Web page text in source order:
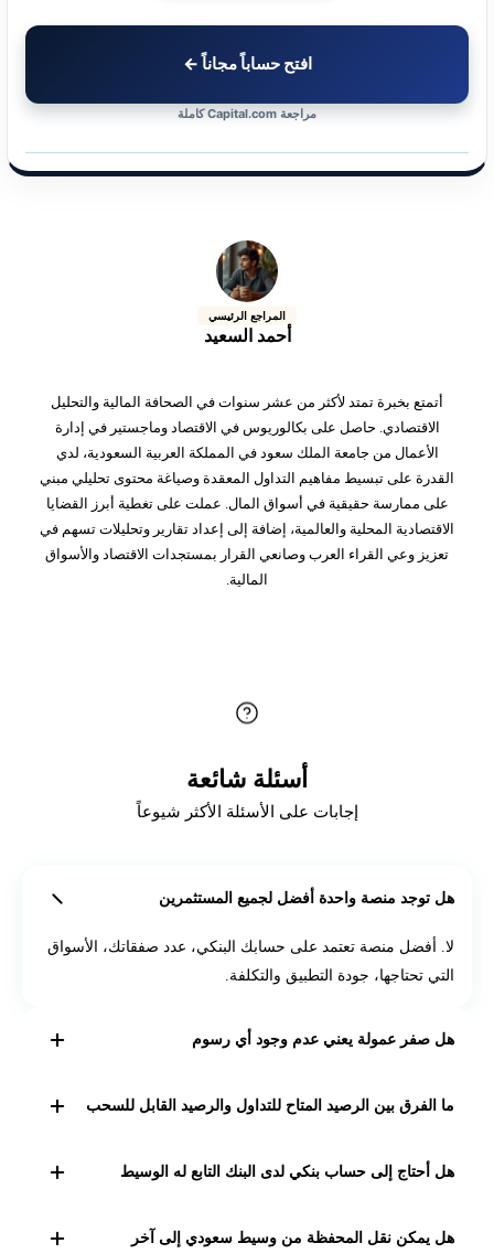
افتح حساباً مجاناً ←
مراجعة Capital.com كاملة
المراجع الرئيسي
أحمد السعيد
أتمتع بخبرة تمتد لأكثر من عشر سنوات في الصحافة المالية والتحليل
الاقتصادي. حاصل على بكالوريوس في الاقتصاد وماجستير في إدارة
الأعمال من جامعة الملك سعود في المملكة العربية السعودية، لدي
القدرة على تبسيط مفاهيم التداول المعقدة وصياغة محتوى تحليلي مبني
على ممارسة حقيقية في أسواق المال. عملت على تغطية أبرز القضايا
الاقتصادية المحلية والعالمية، إضافة إلى إعداد تقارير وتحليلات تسهم في
تعزيز وعي القراء العرب وصانعي القرار بمستجدات الاقتصاد والأسواق
المالية.
أسئلة شائعة
إجابات على الأسئلة الأكثر شيوعاً
هل توجد منصة واحدة أفضل لجميع المستثمرين
لا. أفضل منصة تعتمد على حسابك البنكي، عدد صفقاتك، الأسواق
التي تحتاجها، جودة التطبيق والتكلفة.
هل صفر عمولة يعني عدم وجود أي رسوم
رسوم السوق أو التسوية أو البيانات أو الضريبة.
ما الفرق بين الرصيد المتاح للتداول والرصيد القابل للسحب
أن تصبح قابلة للتحويل إلى الحساب البنكي.
هل أحتاج إلى حساب بنكي لدى البنك التابع له الوسيط
قد يجعل التمويل والسحب أسهل.
هل يمكن نقل المحفظة من وسيط سعودي إلى آخر